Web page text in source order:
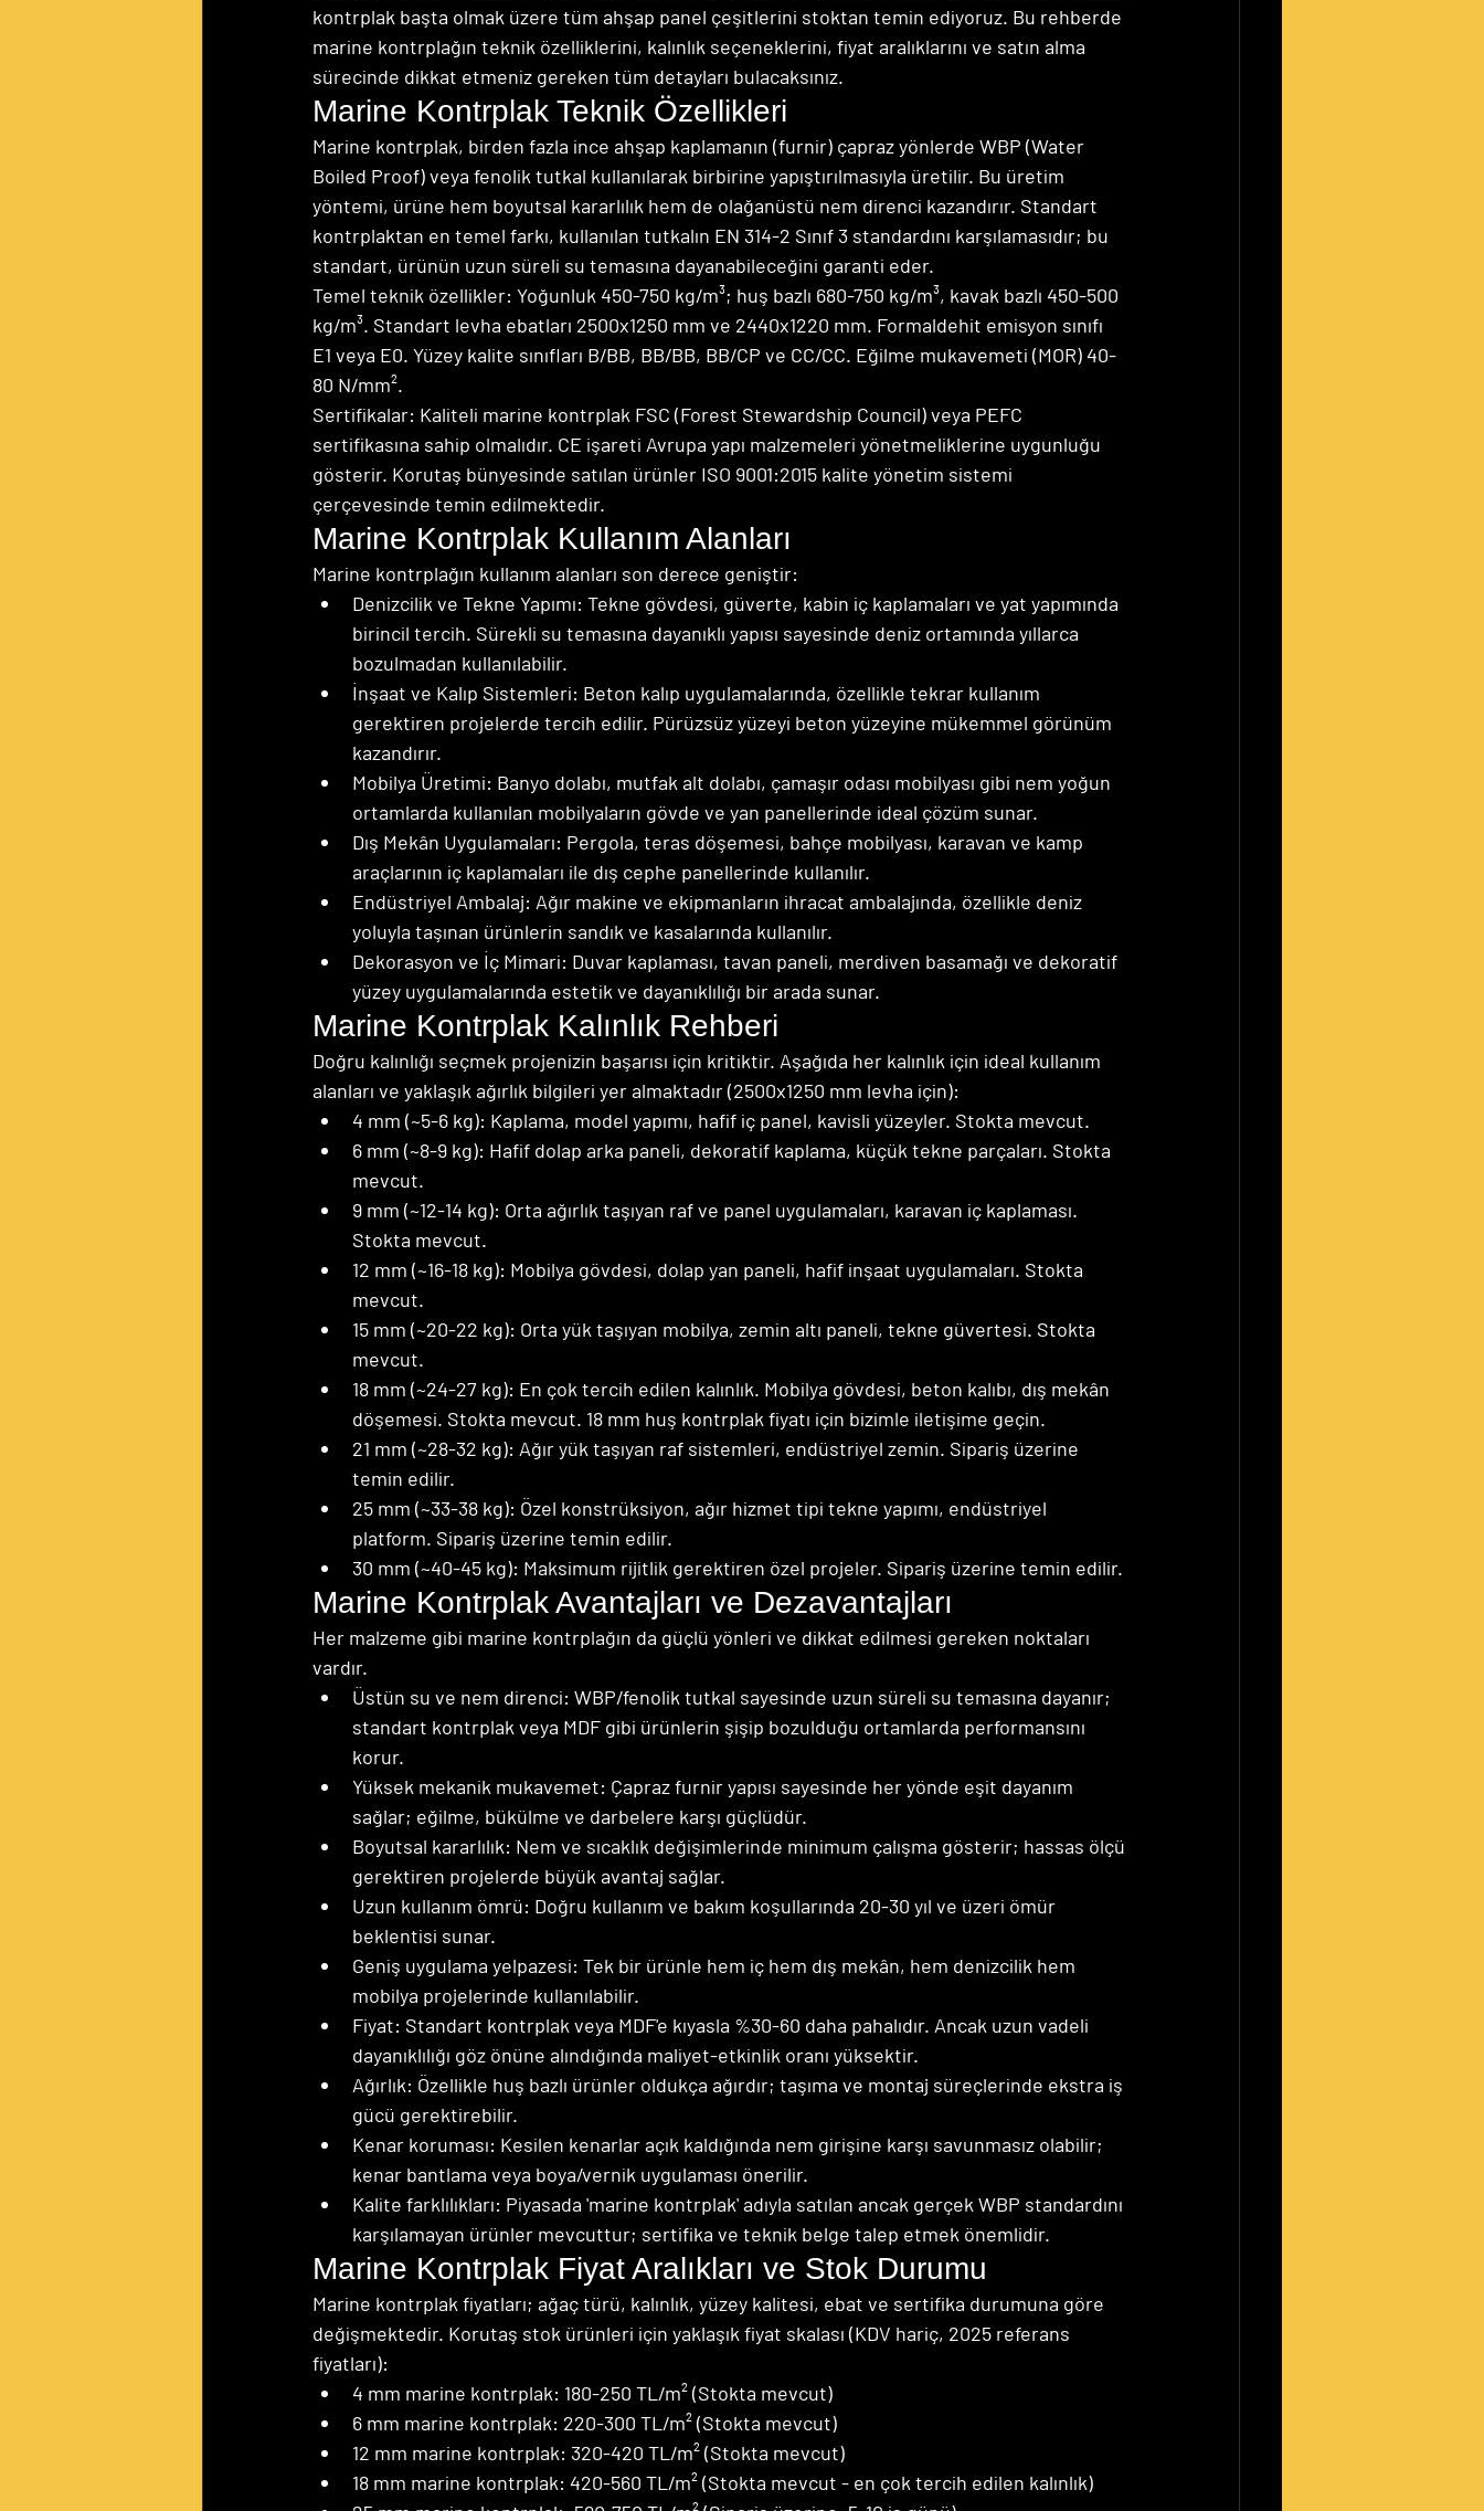
kontrplak başta olmak üzere tüm ahşap panel çeşitlerini stoktan temin ediyoruz. Bu rehberde
marine kontrplağın teknik özelliklerini, kalınlık seçeneklerini, fiyat aralıklarını ve satın alma
sürecinde dikkat etmeniz gereken tüm detayları bulacaksınız.
Marine Kontrplak Teknik Özellikleri
Marine kontrplak, birden fazla ince ahşap kaplamanın (furnir) çapraz yönlerde WBP (Water
Boiled Proof) veya fenolik tutkal kullanılarak birbirine yapıştırılmasıyla üretilir. Bu üretim
yöntemi, ürüne hem boyutsal kararlılık hem de olağanüstü nem direnci kazandırır. Standart
kontrplaktan en temel farkı, kullanılan tutkalın EN 314-2 Sınıf 3 standardını karşılamasıdır; bu
standart, ürünün uzun süreli su temasına dayanabileceğini garanti eder.
Temel teknik özellikler: Yoğunluk 450-750 kg/m³; huş bazlı 680-750 kg/m³, kavak bazlı 450-500
kg/m³. Standart levha ebatları 2500x1250 mm ve 2440x1220 mm. Formaldehit emisyon sınıfı
E1 veya E0. Yüzey kalite sınıfları B/BB, BB/BB, BB/CP ve CC/CC. Eğilme mukavemeti (MOR) 40-
80 N/mm².
Sertifikalar: Kaliteli marine kontrplak FSC (Forest Stewardship Council) veya PEFC
sertifikasına sahip olmalıdır. CE işareti Avrupa yapı malzemeleri yönetmeliklerine uygunluğu
gösterir. Korutaş bünyesinde satılan ürünler ISO 9001:2015 kalite yönetim sistemi
çerçevesinde temin edilmektedir.
Marine Kontrplak Kullanım Alanları
Marine kontrplağın kullanım alanları son derece geniştir:
Denizcilik ve Tekne Yapımı: Tekne gövdesi, güverte, kabin iç kaplamaları ve yat yapımında
birincil tercih. Sürekli su temasına dayanıklı yapısı sayesinde deniz ortamında yıllarca
bozulmadan kullanılabilir.
İnşaat ve Kalıp Sistemleri: Beton kalıp uygulamalarında, özellikle tekrar kullanım
gerektiren projelerde tercih edilir. Pürüzsüz yüzeyi beton yüzeyine mükemmel görünüm
kazandırır.
Mobilya Üretimi: Banyo dolabı, mutfak alt dolabı, çamaşır odası mobilyası gibi nem yoğun
ortamlarda kullanılan mobilyaların gövde ve yan panellerinde ideal çözüm sunar.
Dış Mekân Uygulamaları: Pergola, teras döşemesi, bahçe mobilyası, karavan ve kamp
araçlarının iç kaplamaları ile dış cephe panellerinde kullanılır.
Endüstriyel Ambalaj: Ağır makine ve ekipmanların ihracat ambalajında, özellikle deniz
yoluyla taşınan ürünlerin sandık ve kasalarında kullanılır.
Dekorasyon ve İç Mimari: Duvar kaplaması, tavan paneli, merdiven basamağı ve dekoratif
yüzey uygulamalarında estetik ve dayanıklılığı bir arada sunar.
Marine Kontrplak Kalınlık Rehberi
Doğru kalınlığı seçmek projenizin başarısı için kritiktir. Aşağıda her kalınlık için ideal kullanım
alanları ve yaklaşık ağırlık bilgileri yer almaktadır (2500x1250 mm levha için):
4 mm (~5-6 kg): Kaplama, model yapımı, hafif iç panel, kavisli yüzeyler. Stokta mevcut.
6 mm (~8-9 kg): Hafif dolap arka paneli, dekoratif kaplama, küçük tekne parçaları. Stokta
mevcut.
9 mm (~12-14 kg): Orta ağırlık taşıyan raf ve panel uygulamaları, karavan iç kaplaması.
Stokta mevcut.
12 mm (~16-18 kg): Mobilya gövdesi, dolap yan paneli, hafif inşaat uygulamaları. Stokta
mevcut.
15 mm (~20-22 kg): Orta yük taşıyan mobilya, zemin altı paneli, tekne güvertesi. Stokta
mevcut.
18 mm (~24-27 kg): En çok tercih edilen kalınlık. Mobilya gövdesi, beton kalıbı, dış mekân
döşemesi. Stokta mevcut. 18 mm huş kontrplak fiyatı için bizimle iletişime geçin.
21 mm (~28-32 kg): Ağır yük taşıyan raf sistemleri, endüstriyel zemin. Sipariş üzerine
temin edilir.
25 mm (~33-38 kg): Özel konstrüksiyon, ağır hizmet tipi tekne yapımı, endüstriyel
platform. Sipariş üzerine temin edilir.
30 mm (~40-45 kg): Maksimum rijitlik gerektiren özel projeler. Sipariş üzerine temin edilir.
Marine Kontrplak Avantajları ve Dezavantajları
Her malzeme gibi marine kontrplağın da güçlü yönleri ve dikkat edilmesi gereken noktaları
vardır.
Üstün su ve nem direnci: WBP/fenolik tutkal sayesinde uzun süreli su temasına dayanır;
standart kontrplak veya MDF gibi ürünlerin şişip bozulduğu ortamlarda performansını
korur.
Yüksek mekanik mukavemet: Çapraz furnir yapısı sayesinde her yönde eşit dayanım
sağlar; eğilme, bükülme ve darbelere karşı güçlüdür.
Boyutsal kararlılık: Nem ve sıcaklık değişimlerinde minimum çalışma gösterir; hassas ölçü
gerektiren projelerde büyük avantaj sağlar.
Uzun kullanım ömrü: Doğru kullanım ve bakım koşullarında 20-30 yıl ve üzeri ömür
beklentisi sunar.
Geniş uygulama yelpazesi: Tek bir ürünle hem iç hem dış mekân, hem denizcilik hem
mobilya projelerinde kullanılabilir.
Fiyat: Standart kontrplak veya MDF'e kıyasla %30-60 daha pahalıdır. Ancak uzun vadeli
dayanıklılığı göz önüne alındığında maliyet-etkinlik oranı yüksektir.
Ağırlık: Özellikle huş bazlı ürünler oldukça ağırdır; taşıma ve montaj süreçlerinde ekstra iş
gücü gerektirebilir.
Kenar koruması: Kesilen kenarlar açık kaldığında nem girişine karşı savunmasız olabilir;
kenar bantlama veya boya/vernik uygulaması önerilir.
Kalite farklılıkları: Piyasada 'marine kontrplak' adıyla satılan ancak gerçek WBP standardını
karşılamayan ürünler mevcuttur; sertifika ve teknik belge talep etmek önemlidir.
Marine Kontrplak Fiyat Aralıkları ve Stok Durumu
Marine kontrplak fiyatları; ağaç türü, kalınlık, yüzey kalitesi, ebat ve sertifika durumuna göre
değişmektedir. Korutaş stok ürünleri için yaklaşık fiyat skalası (KDV hariç, 2025 referans
fiyatları):
4 mm marine kontrplak: 180-250 TL/m² (Stokta mevcut)
6 mm marine kontrplak: 220-300 TL/m² (Stokta mevcut)
12 mm marine kontrplak: 320-420 TL/m² (Stokta mevcut)
18 mm marine kontrplak: 420-560 TL/m² (Stokta mevcut - en çok tercih edilen kalınlık)